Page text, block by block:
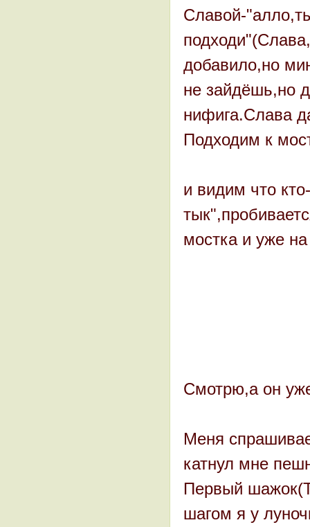
Славой-
добавило,но
не зайдёшь,но
нифига.Слава
Подходим к
и видим что
мостка и уже
Смотрю,а он
Меня
катнул мне
Первый
шагом я у